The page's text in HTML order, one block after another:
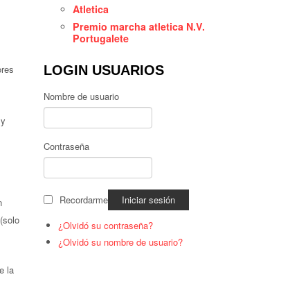
la
Atletica
Premio marcha atletica N.V.
Portugalete
LOGIN USUARIOS
Nombre de usuario
Contraseña
Recordarme
¿Olvidó su contraseña?
¿Olvidó su nombre de usuario?